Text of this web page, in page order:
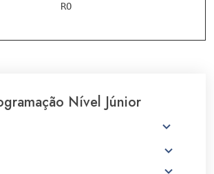
RO
Nível Júnior